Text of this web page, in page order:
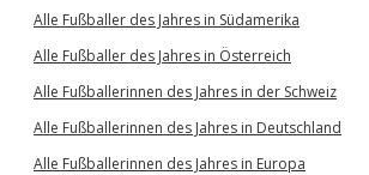
Alle Fußballer des Jahres in Südamerika
Alle Fußballer des Jahres in Österreich
Alle Fußballerinnen des Jahres in der Schweiz
Alle Fußballerinnen des Jahres in Deutschland
Alle Fußballerinnen des Jahres in Europa